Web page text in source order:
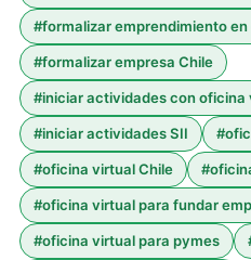
#formalizar emprendimiento en
#formalizar empresa Chile
#iniciar actividades con oficina
#iniciar actividades SII #
#oficina virtual Chile #
#oficina virtual para fundar
#oficina virtual para pymes